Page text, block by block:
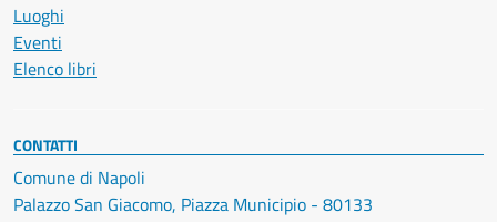
Luoghi
Eventi
Elenco libri
CONTATTI
Comune di Napoli
Palazzo San Giacomo, Piazza Municipio - 80133